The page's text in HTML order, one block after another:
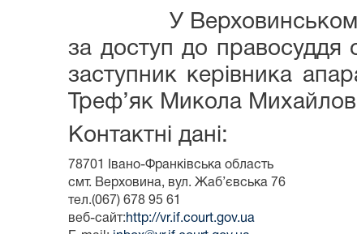
У Верховинському
за доступ до правосуддя
заступник керівника
Треф’як Микола
Контактні дані:
78701 Івано-Франківська область
смт. Верховина, вул. Жаб’євська 76
тел.(067) 678 95 61
веб-сайт: http://vr.if.court.gov.ua